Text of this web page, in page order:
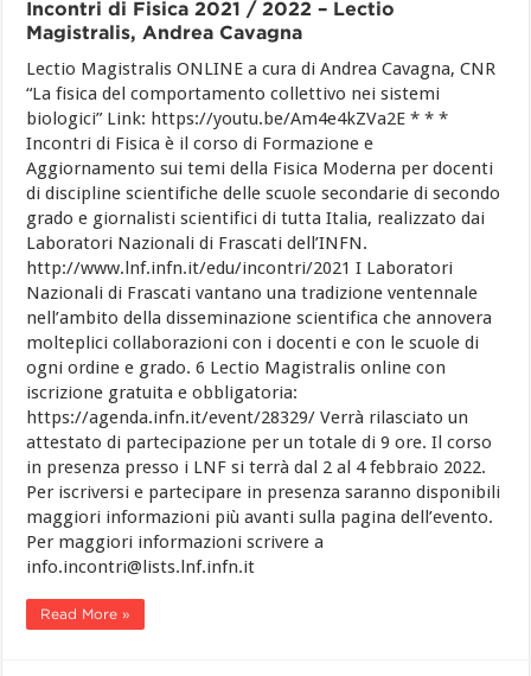
Incontri di Fisica 2021 / 2022 – Lectio
Magistralis, Andrea Cavagna
Lectio Magistralis ONLINE a cura di Andrea Cavagna, CNR
“La fisica del comportamento collettivo nei sistemi
biologici” Link: https://youtu.be/Am4e4kZVa2E * * *
Incontri di Fisica è il corso di Formazione e
Aggiornamento sui temi della Fisica Moderna per docenti
di discipline scientifiche delle scuole secondarie di secondo
grado e giornalisti scientifici di tutta Italia, realizzato dai
Laboratori Nazionali di Frascati dell’INFN.
http://www.lnf.infn.it/edu/incontri/2021 I Laboratori
Nazionali di Frascati vantano una tradizione ventennale
nell’ambito della disseminazione scientifica che annovera
molteplici collaborazioni con i docenti e con le scuole di
ogni ordine e grado. 6 Lectio Magistralis online con
iscrizione gratuita e obbligatoria:
https://agenda.infn.it/event/28329/ Verrà rilasciato un
attestato di partecipazione per un totale di 9 ore. Il corso
in presenza presso i LNF si terrà dal 2 al 4 febbraio 2022.
Per iscriversi e partecipare in presenza saranno disponibili
maggiori informazioni più avanti sulla pagina dell’evento.
Per maggiori informazioni scrivere a
info.incontri@lists.lnf.infn.it
Read More »